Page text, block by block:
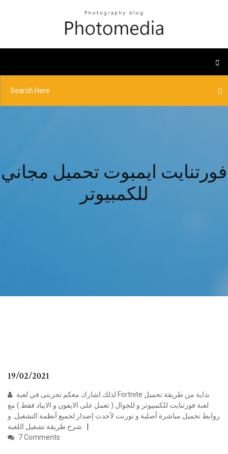
فورتنايت ايمبوت تحميل مجاني
للكمبيوتر
19/02/2021
لعبة فورتنايت للكمبيوتر و للجوال ( تعمل على الايفون و الايباد فقط ) مع
روابط تحميل مباشرة أصلية و تورنت لأحدث إصدار لجميع أنظمة التشغيل. و
شرح طريقة تشغيل اللعبة
7 Comments